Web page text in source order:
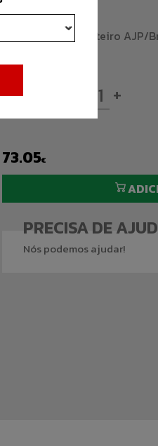
Jitsie
Travão dianteiro AJP/
QUANTIDADE +
73.05€
PRECISA DE
Nós podemos ajudar!